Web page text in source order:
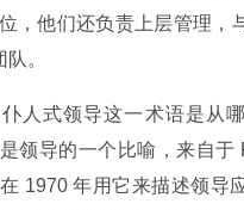
，他们还负责上层管理，
。
人式领导这一术语是从
领导的一个比喻，来自于
1970 年用它来描述领导